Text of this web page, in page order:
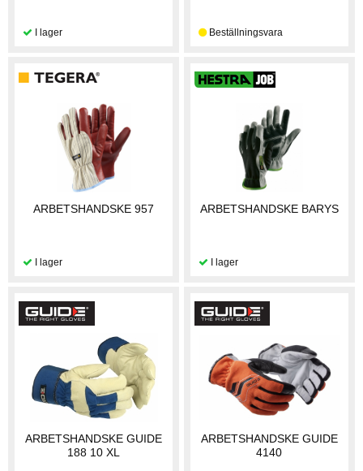
ARBETSHANDSKE 957 ARBETSHANDSKE BARYS
ARBETSHANDSKE GUIDE
188 10 XL
ARBETSHANDSKE GUIDE
4140